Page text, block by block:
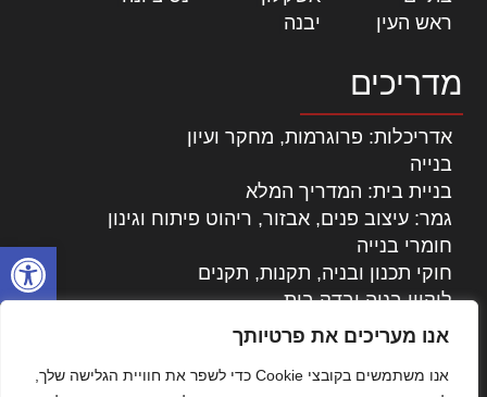
פתח
אנו מעריכים את פרטיותך
אנו משתמשים בקובצי Cookie כדי לשפר את חוויית הגלישה שלך,
ראש העין
יבנה
מדריכים
אדריכלות: פרוגרמות, מחקר ועיון
בנייה
בניית בית: המדריך המלא
גמר: עיצוב פנים, אבזור, ריהוט פיתוח וגינון
חומרי בנייה
חוקי תכנון ובניה, תקנות, תקנים
ליקויי בניה ובדק בית
נדל"ן: זכויות, אגרות ועסקאות
עקרונות ניהול אחזקה מתקדמות